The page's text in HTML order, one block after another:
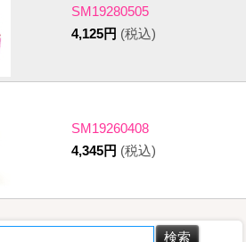
SM19280505
4,125円 (税込)
SM19260408
4,345円 (税込)